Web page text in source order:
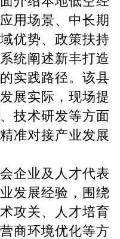
用场景、中长期
优势、政策扶持
统阐述新丰打造
实践路径。该县
展实际，现场提
技术研发等方面
准对接产业发展
企业及人才代表
发展经验，围绕
攻关、人才培育
商环境优化等方